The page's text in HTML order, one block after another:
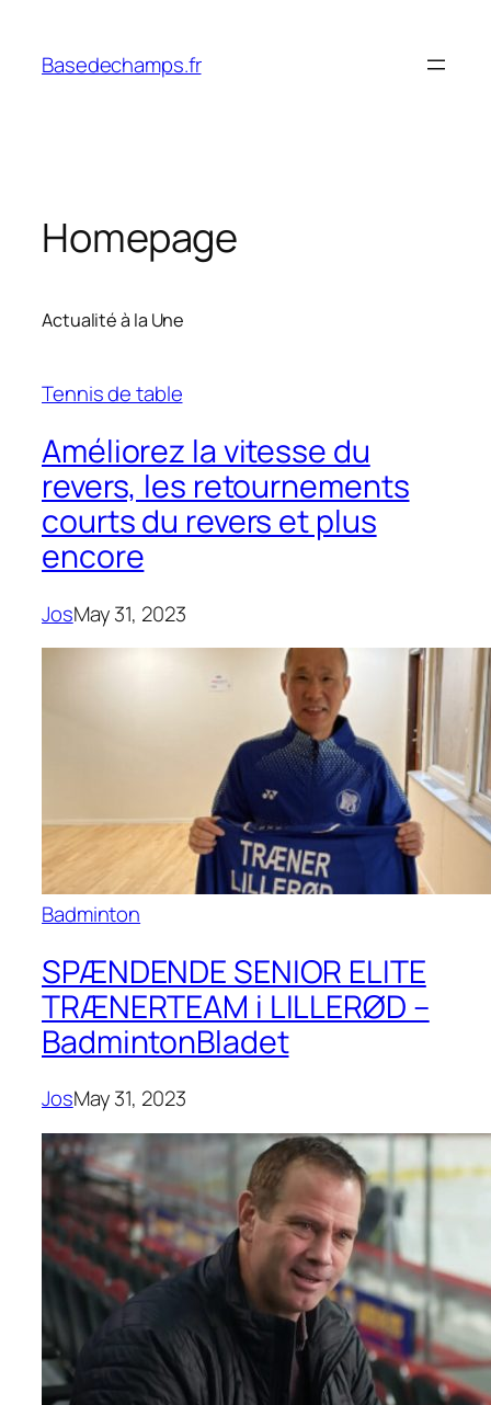
content
Basedechamps.fr
Homepage
Actualité à la Une
Tennis de table
Améliorez la vitesse du
revers, les retournements
courts du revers et plus
encore
JosMay 31, 2023
Badminton
SPÆNDENDE SENIOR ELITE
TRÆNERTEAM i LILLERØD –
BadmintonBladet
JosMay 31, 2023